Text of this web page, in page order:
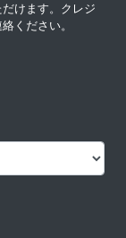
けます。クレジ
ください。